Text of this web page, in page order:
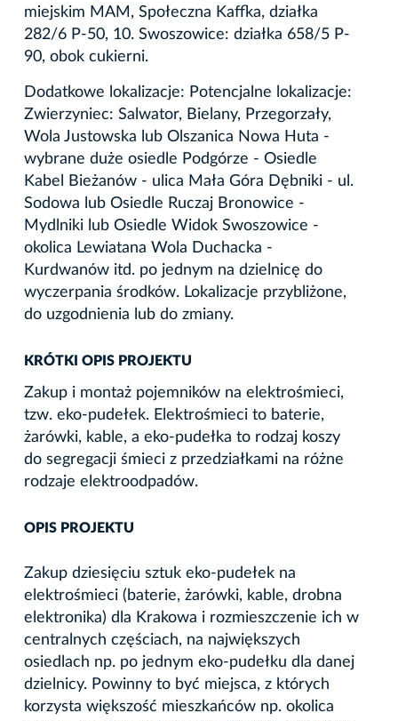
miejskim MAM, Społeczna Kaffka, działka
282/6 P-50, 10. Swoszowice: działka 658/5 P-
90, obok cukierni.
Dodatkowe lokalizacje: Potencjalne lokalizacje:
Zwierzyniec: Salwator, Bielany, Przegorzały,
Wola Justowska lub Olszanica Nowa Huta -
wybrane duże osiedle Podgórze - Osiedle
Kabel Bieżanów - ulica Mała Góra Dębniki - ul.
Sodowa lub Osiedle Ruczaj Bronowice -
Mydlniki lub Osiedle Widok Swoszowice -
okolica Lewiatana Wola Duchacka -
Kurdwanów itd. po jednym na dzielnicę do
wyczerpania środków. Lokalizacje przybliżone,
do uzgodnienia lub do zmiany.
KRÓTKI OPIS PROJEKTU
Zakup i montaż pojemników na elektrośmieci,
tzw. eko-pudełek. Elektrośmieci to baterie,
żarówki, kable, a eko-pudełka to rodzaj koszy
do segregacji śmieci z przedziałkami na różne
rodzaje elektroodpadów.
OPIS PROJEKTU
Zakup dziesięciu sztuk eko-pudełek na
elektrośmieci (baterie, żarówki, kable, drobna
elektronika) dla Krakowa i rozmieszczenie ich w
centralnych częściach, na największych
osiedlach np. po jednym eko-pudełku dla danej
dzielnicy. Powinny to być miejsca, z których
korzysta większość mieszkańców np. okolica